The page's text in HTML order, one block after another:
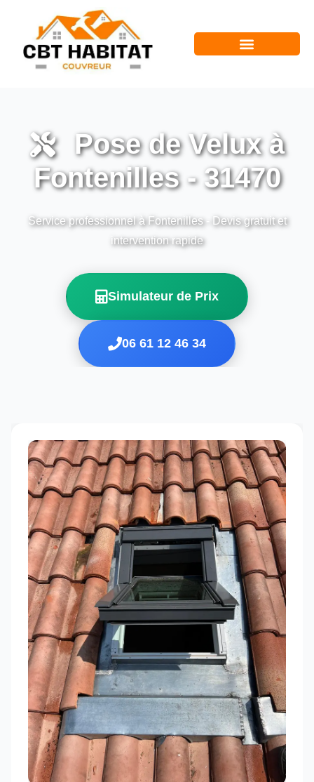
Pose de Velux à
Fontenilles - 31470
Service professionnel à Fontenilles - Devis gratuit et
intervention rapide
Simulateur de Prix
06 61 12 46 34